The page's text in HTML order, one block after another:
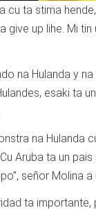
cu ta stima
give up lihe. Mi
na Hulanda y
esaki ta
na Hulanda
Aruba ta un
señor Molina a
ta